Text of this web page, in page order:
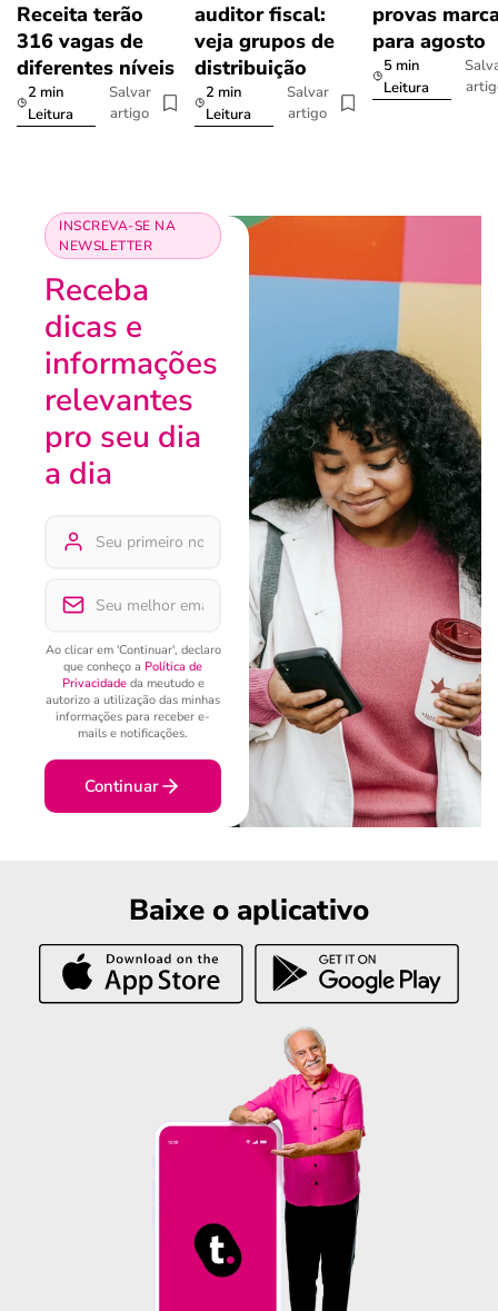
Receita terão
316 vagas de
diferentes níveis
2 min
Leitura
Salvar
artigo
auditor fiscal:
veja grupos de
distribuição
2 min
Leitura
Salvar
artigo
provas
para agosto
5 min
Leitura
INSCREVA-SE NA
NEWSLETTER
Receba
dicas e
informações
relevantes
pro seu dia
a dia
Ao clicar em 'Continuar', declaro
que conheço a Política de
Privacidadeda meutudo e
autorizo a utilização das minhas
informações para receber e-
mails e notificações.
Continuar
Baixe o aplicativo